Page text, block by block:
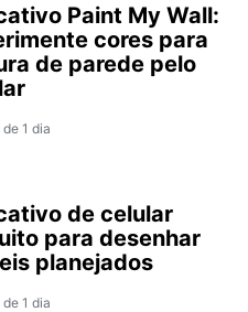
Paint My Wall:
cores para
de parede pelo
1 dia
de celular
para desenhar
planejados
1 dia